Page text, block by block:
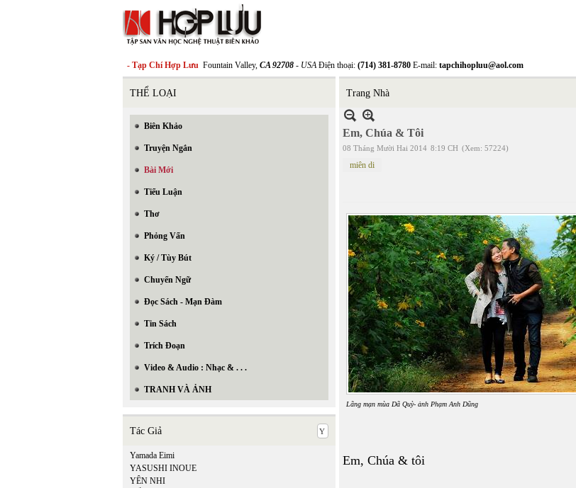
- Tạp Chí Hợp Lưu Fountain Valley, CA 92708 - USAĐiện thoại: (714) 381-8780 E-mail: tapchihopluu@aol.com
THỂ LOẠI
Biên Khảo
Truyện Ngắn
Bài Mới
Tiểu Luận
Thơ
Phỏng Vấn
Ký / Tùy Bút
Chuyển Ngữ
Đọc Sách - Mạn Đàm
Tin Sách
Trích Đoạn
Video & Audio : Nhạc & . . .
TRANH VÀ ẢNH
Tác Giả
Yamada Eimi
YASUSHI INOUE
YÊN NHI
Trang Nhà
Em, Chúa & Tôi
08 Tháng Mười Hai 2014 8:19 CH (Xem: 57224)
miên di
Lãng mạn mùa Dã Quỳ- ảnh Phạm Anh Dũng
Em, Chúa & tôi